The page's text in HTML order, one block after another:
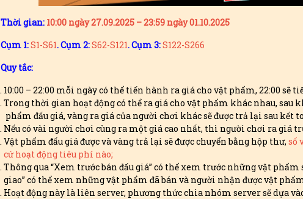
Thời gian: 10:00 ngày 27.09.2025 – 23:59 ngày 01.10.2025
Cụm 1:S1-S61. Cụm 2:S62-S121. Cụm 3:S122-S266
Quy tắc:
10:00 – 22:00 mỗi ngày có thể tiến hành ra giá cho vật phẩm, 22:00 sẽ
Trong thời gian hoạt động có thể ra giá cho vật phẩm khác nhau, sau
phẩm đấu giá, vàng ra giá của người chơi khác sẽ được trả lại sau kết
Nếu có vài người chơi cùng ra một giá cao nhất, thì người chơi ra giá
Vật phẩm đấu giá được và vàng trả lại sẽ được chuyển bằng hộp thư, số
cứ hoạt động tiêu phí nào;
Thông qua “Xem trước bán đấu giá” có thể xem trước những vật phẩm
giao” có thể xem những vật phẩm đã bán và người nhận được vật
Hoạt động này là liên server, phương thức chia nhóm server sẽ dựa